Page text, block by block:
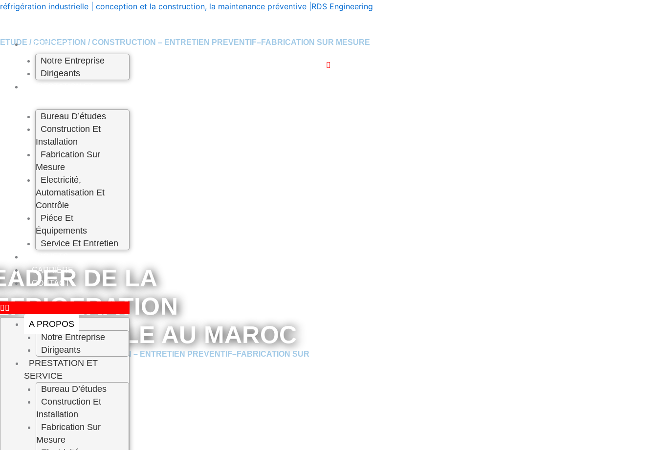
Skip
réfrigération industrielle | conception et la construction, la maintenance préventive |RDS Engineering
A PROPOS
Notre Entreprise
Dirigeants
Bureau D’études
Construction Et
Installation
Fabrication Sur
Mesure
Electricité,
Automatisation Et
Contrôle
Piéce Et
Équipements
Service Et Entretien
CARRIÈRE
CONTACT
A PROPOS
Notre Entreprise
Dirigeants
PRESTATION ET
SERVICE
Bureau D’études
Construction Et
Installation
Fabrication Sur
Mesure
ETUDE / CONCEPTION / CONSTRUCTION – ENTRETIEN PREVENTIF–FABRICATION SUR MESURE
A PROPOS DE NOUS
DE LA
AU MAROC
/ CONCEPTION / CONSTRUCTION – ENTRETIEN PREVENTIF–FABRICATION SUR
PROPOS DE NOUS